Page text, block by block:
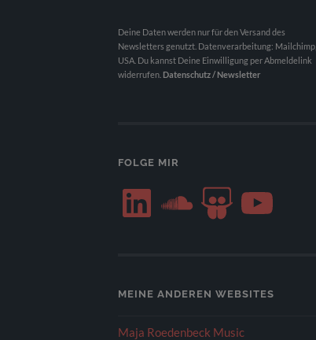
Deine Daten werden nur für den Versand des
Newsletters genutzt. Datenverarbeitung: Mailchimp,
USA. Du kannst Deine Einwilligung per Abmeldelink
widerrufen. Datenschutz / Newsletter
FOLGE MIR
LinkedIn SoundCloudSlideShare
MEINE ANDEREN WEBSITES
Maja Roedenbeck Music